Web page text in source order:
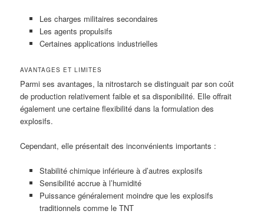
Les charges militaires secondaires
Les agents propulsifs
Certaines applications industrielles
AVANTAGES ET LIMITES
Parmi ses avantages, la nitrostarch se distinguait par son coût
de production relativement faible et sa disponibilité. Elle offrait
également une certaine flexibilité dans la formulation des
explosifs.
Cependant, elle présentait des inconvénients importants :
Stabilité chimique inférieure à d’autres explosifs
Sensibilité accrue à l’humidité
Puissance généralement moindre que les explosifs
traditionnels comme le TNT